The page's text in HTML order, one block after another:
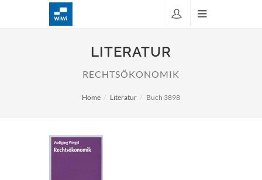
LITERATUR
RECHTSÖKONOMIK
Home Literatur Buch 3898